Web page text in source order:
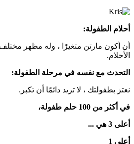
أحلام الطفولة:
أن أكون مارتن متغيرًا ، وله مظهر
الأحلام.
التحدث مع نفسه في مرحلة الطفولة:
نعتز بطفولتك ، لا تريد دائمًا أن تكبر.
في أكثر من 100 حلم طفولة،
أعلى 3 هي ...
أعلى 1